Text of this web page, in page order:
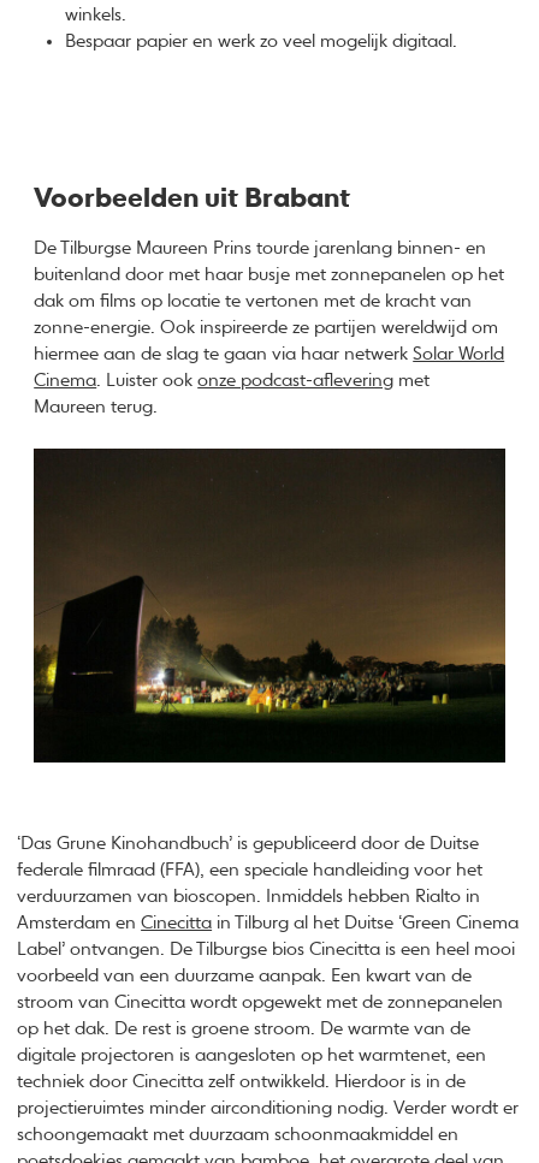
winkels.
Bespaar papier en werk zo veel mogelijk digitaal.
Voorbeelden uit Brabant
De Tilburgse Maureen Prins tourde jarenlang binnen- en
buitenland door met haar busje met zonnepanelen op het
dak om films op locatie te vertonen met de kracht van
zonne-energie. Ook inspireerde ze partijen wereldwijd om
hiermee aan de slag te gaan via haar netwerkSolar World
Cinema. Luister ookonze podcast-aflevering met
Maureen terug.
‘Das Grune Kinohandbuch’ is gepubliceerd door de Duitse
federale filmraad (FFA), een speciale handleiding voor het
verduurzamen van bioscopen. Inmiddels hebben Rialto in
Amsterdam enCinecitta in Tilburg al het Duitse ‘Green Cinema
Label’ ontvangen. De Tilburgse bios Cinecitta is een heel mooi
voorbeeld van een duurzame aanpak. Een kwart van de
stroom van Cinecitta wordt opgewekt met de zonnepanelen
op het dak. De rest is groene stroom. De warmte van de
digitale projectoren is aangesloten op het warmtenet, een
techniek door Cinecitta zelf ontwikkeld. Hierdoor is in de
projectieruimtes minder airconditioning nodig. Verder wordt er
schoongemaakt met duurzaam schoonmaakmiddel en